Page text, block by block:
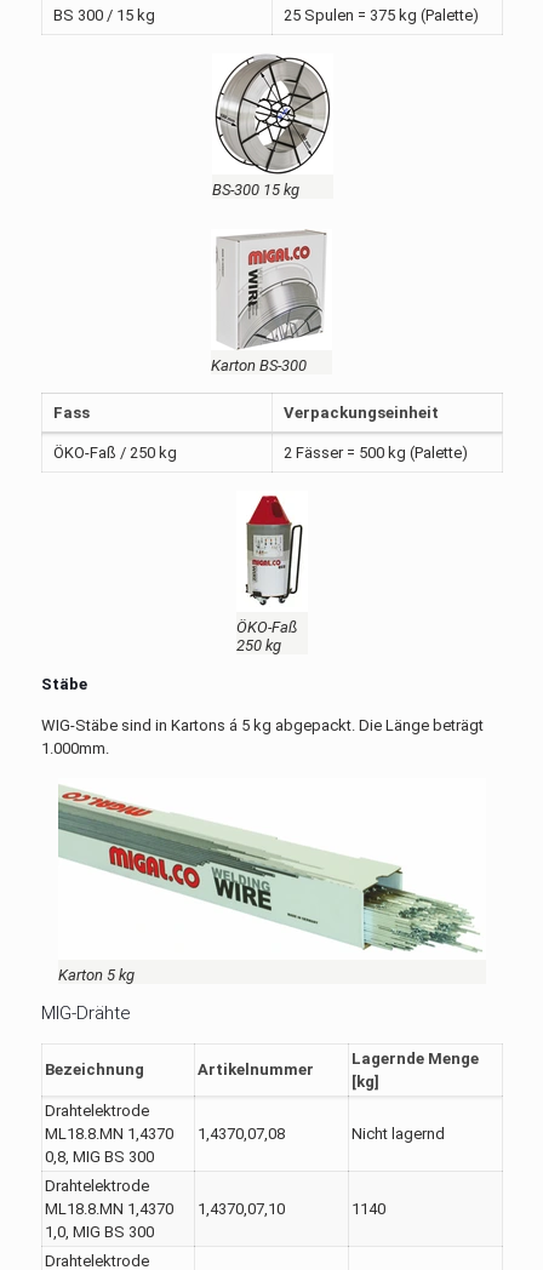
BS 300 / 15 kg 25 Spulen = 375 kg (Palette)
BS-300 15 kg
Karton BS-300
Fass Verpackungseinheit
ÖKO-Faß / 250 kg 2 Fässer = 500 kg (Palette)
ÖKO-Faß
250 kg
Stäbe
WIG-Stäbe sind in Kartons á 5 kg abgepackt. Die Länge beträgt
1.000mm.
Karton 5 kg
MIG-Drähte
Bezeichnung Artikelnummer
Lagernde Menge
[kg]
Drahtelektrode
ML18.8.MN 1,4370
0,8, MIG BS 300
1,4370,07,08 Nicht lagernd
Drahtelektrode
ML18.8.MN 1,4370
1,0, MIG BS 300
1,4370,07,10 1140
Drahtelektrode